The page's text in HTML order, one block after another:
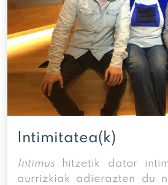
Intimitatea(k)
Intimus
hitzetik dator
aurrizkiak adierazten du